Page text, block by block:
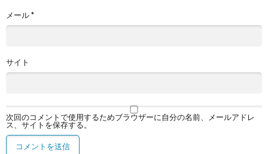
メール*
サイト
次回のコメントで使用するためブラウザーに自分の名前、メールアドレ
ス、サイトを保存する。